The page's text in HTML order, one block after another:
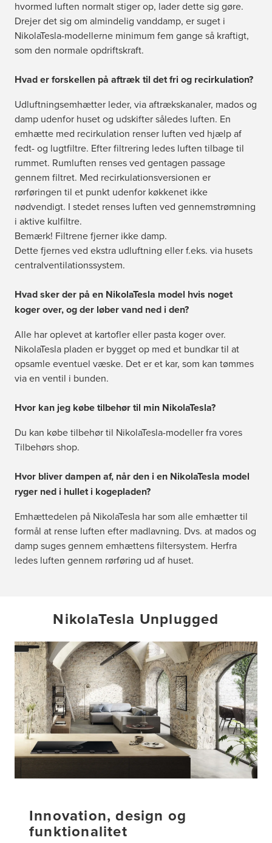
hvormed luften normalt stiger op, lader dette sig gøre.
Drejer det sig om almindelig vanddamp, er suget i
NikolaTesla-modellerne minimum fem gange så kraftigt,
som den normale opdriftskraft.
Hvad er forskellen på aftræk til det fri og recirkulation?
Udluftningsemhætter leder, via aftrækskanaler, mados og
damp udenfor huset og udskifter således luften. En
emhætte med recirkulation renser luften ved hjælp af
fedt- og lugtfiltre. Efter filtrering ledes luften tilbage til
rummet. Rumluften renses ved gentagen passage
gennem filtret. Med recirkulationsversionen er
rørføringen til et punkt udenfor køkkenet ikke
nødvendigt. I stedet renses luften ved gennemstrømning
i aktive kulfiltre.
Bemærk! Filtrene fjerner ikke damp.
Dette fjernes ved ekstra udluftning eller f.eks. via husets
centralventilationssystem.
Hvad sker der på en NikolaTesla model hvis noget
koger over, og der løber vand ned i den?
Alle har oplevet at kartofler eller pasta koger over.
NikolaTesla pladen er bygget op med et bundkar til at
opsamle eventuel væske. Det er et kar, som kan tømmes
via en ventil i bunden.
Hvor kan jeg købe tilbehør til min NikolaTesla?
Du kan købe tilbehør til NikolaTesla-modeller fra vores
Tilbehørs shop.
Hvor bliver dampen af, når den i en NikolaTesla model
ryger ned i hullet i kogepladen?
Emhættedelen på NikolaTesla har som alle emhætter til
formål at rense luften efter madlavning. Dvs. at mados og
damp suges gennem emhættens filtersystem. Herfra
ledes luften gennem rørføring ud af huset.
NikolaTesla Unplugged
Innovation, design og
funktionalitet